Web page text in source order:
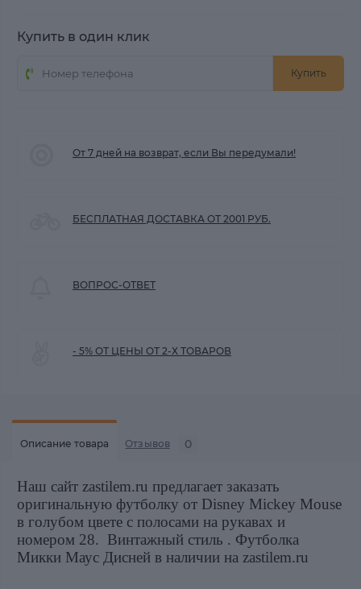
Купить в один клик
Купить
От 7 дней на возврат, если Вы передумали!
БЕСПЛАТНАЯ ДОСТАВКА ОТ 2001 РУБ.
ВОПРОС-ОТВЕТ
- 5% ОТ ЦЕНЫ ОТ 2-Х ТОВАРОВ
Описание товара Отзывов 0
Наш сайт zastilem.ru предлагает заказать
оригинальную футболку от Disney Mickey Mouse
в голубом цвете с полосами на рукавах и
номером 28. Винтажный стиль . Футболка
Микки Маус Дисней в наличии на zastilem.ru